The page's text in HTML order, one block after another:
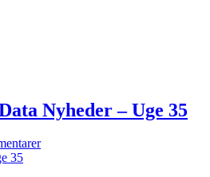
Nyheder – Uge 35